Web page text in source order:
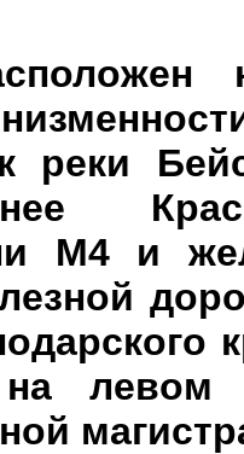
реки
М4 и
на левом